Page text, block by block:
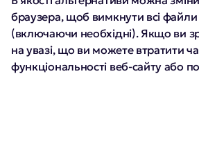
браузера, щоб вимкнути всі
(включаючи необхідні). Якщо ви
на увазі, що ви можете втратити
функціональності веб-сайту або